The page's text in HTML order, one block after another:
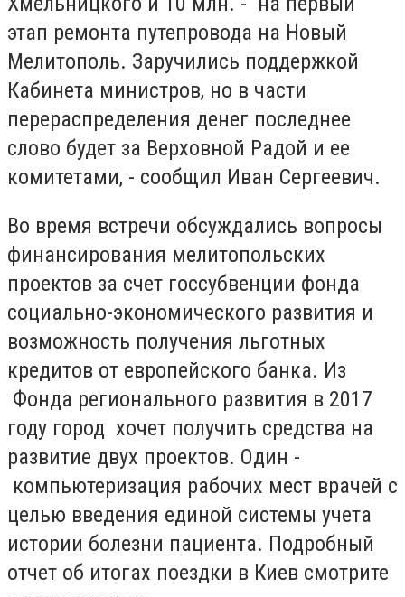
этап ремонта путепровода на Новый
Мелитополь. Заручились поддержкой
Кабинета министров, но в части
перераспределения денег последнее
слово будет за Верховной Радой и ее
комитетами, - сообщил Иван Сергеевич.
Во время встречи обсуждались вопросы
финансирования мелитопольских
проектов за счет госсубвенции фонда
социально-экономического развития и
возможность получения льготных
кредитов от европейского банка. Из
Фонда регионального развития в 2017
году город хочет получить средства на
развитие двух проектов. Один -
компьютеризация рабочих мест врачей с
целью введения единой системы учета
истории болезни пациента. Подробный
отчет об итогах поездки в Киев смотрите